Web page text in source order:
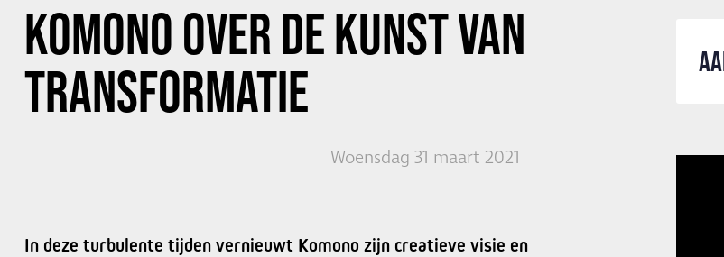
KOMONOOVER DE KUNST VAN
TRANSFORMATIE
Woensdag 31 maart 2021
In deze turbulente tijden vernieuwt Komono zijn creatieve visie en